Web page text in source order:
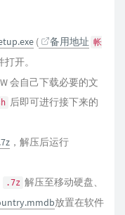
( 备用地址 帐
开。
会自己下载必要的文
后即可进行接下来的
，解压后运行
.7z 解压至移动硬盘、
放置在软件